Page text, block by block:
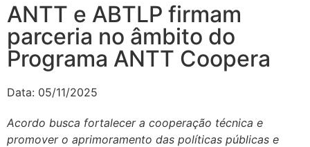
ANTT e ABTLP firmam
parceria no âmbito do
Programa ANTT Coopera
Data: 05/11/2025
Acordo busca fortalecer a cooperação técnica e
promover o aprimoramento das políticas públicas e